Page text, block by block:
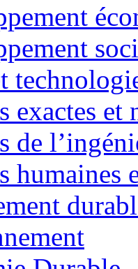
exactes et
de
humaines